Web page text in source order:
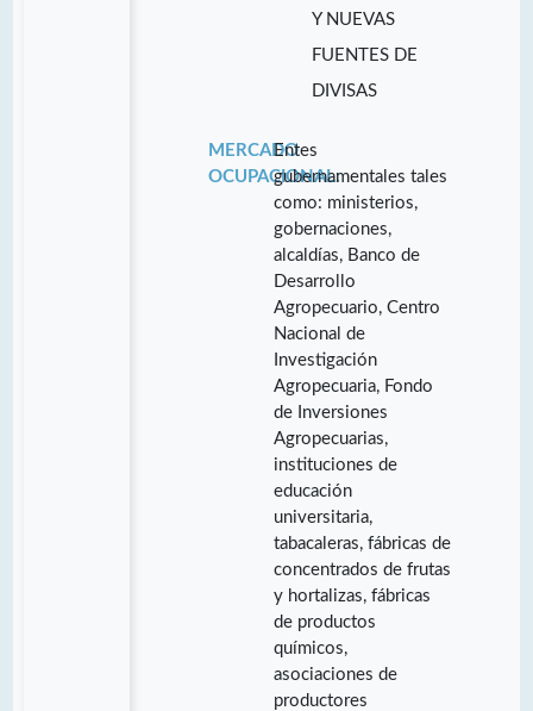
Y NUEVAS
FUENTES DE
DIVISAS
MERCADO
OCUPACIONAL:
Entes
gubernamentales tales
como: ministerios,
gobernaciones,
alcaldías, Banco de
Desarrollo
Agropecuario, Centro
Nacional de
Investigación
Agropecuaria, Fondo
de Inversiones
Agropecuarias,
instituciones de
educación
universitaria,
tabacaleras, fábricas de
concentrados de frutas
y hortalizas, fábricas
de productos
químicos,
asociaciones de
productores